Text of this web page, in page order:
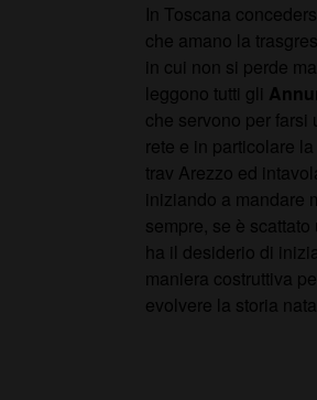
In Toscana
che amano la
in cui non si perde
leggono tutti gli
che servono per farsi
rete e in particolare
trav Arezzo ed
iniziando a mandare
sempre, se è
ha il desiderio di
maniera costruttiva
evolvere la storia